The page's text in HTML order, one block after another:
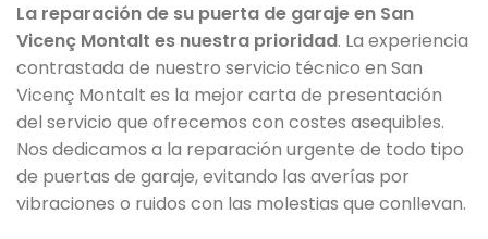
La reparación de su puerta de garaje en San
Vicenç Montalt es nuestra prioridad. La experiencia
contrastada de nuestro servicio técnico en San
Vicenç Montalt es la mejor carta de presentación
del servicio que ofrecemos con costes asequibles.
Nos dedicamos a la reparación urgente de todo tipo
de puertas de garaje, evitando las averías por
vibraciones o ruidos con las molestias que conllevan.